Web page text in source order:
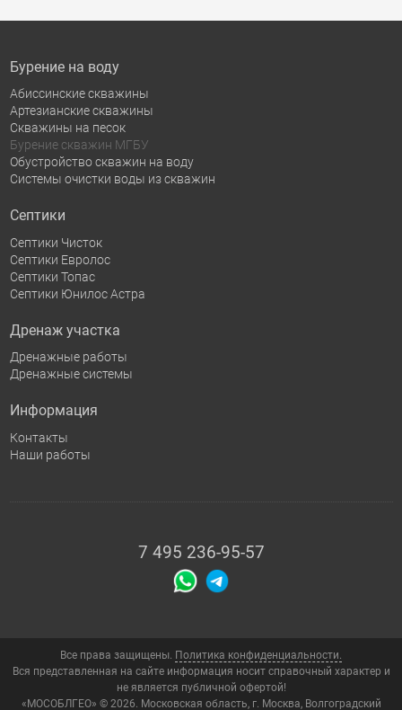
Бурение на воду
Абиссинские скважины
Артезианские скважины
Скважины на песок
Бурение скважин МГБУ
Обустройство скважин на воду
Системы очистки воды из скважин
Септики
Септики Чисток
Септики Евролос
Септики Топас
Септики Юнилос Астра
Дренаж участка
Дренажные работы
Дренажные системы
Информация
Контакты
Наши работы
7 495 236-95-57
Все права защищены. Политика конфиденциальности.
Вся представленная на сайте информация носит справочный характер и
не является публичной офертой!
«МОСОБЛГЕО» © 2026. Московская область, г. Москва, Волгоградский